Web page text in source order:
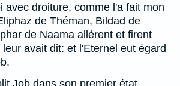
avec droiture, comme l'a fait mon
de Théman, Bildad de
de Naama allèrent et firent
avait dit: et l'Eternel eut égard
Job dans son premier état,